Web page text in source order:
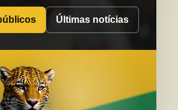
Últimas notícias